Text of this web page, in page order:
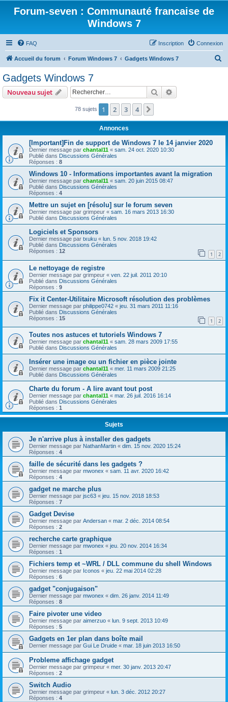
Forum-seven : Communauté francaise de
Windows 7
FAQ Connexion
Inscription
Accueil du forum Forum Windows 7 Gadgets Windows 7
r
Gadgets Windows 7
Nouveau sujet Rechercher
78 sujets 1 2 3 4
Annonces
[Important]Fin de support de Windows 7 le 14 janvier 2020
Dernier message par chantal11 « sam. 24 oct. 2020 10:30
Publié dans Discussions Générales
Réponses : 8
Windows 10 - Informations importantes avant la migration
Dernier message par chantal11 « sam. 20 juin 2015 08:47
Publié dans Discussions Générales
Réponses : 4
Mettre un sujet en [résolu] sur le forum seven
Dernier message par grimpeur « sam. 16 mars 2013 16:30
Publié dans Discussions Générales
Logiciels et Sponsors
Dernier message par txuku « lun. 5 nov. 2018 19:42
Publié dans Discussions Générales
Réponses : 12 1 2
Le nettoyage de registre
Dernier message par grimpeur « ven. 22 juil. 2011 20:10
Publié dans Discussions Générales
Réponses : 9
Fix it Center-Utilitaire Microsoft résolution des problèmes
Dernier message par philippe0742 « jeu. 31 mars 2011 11:16
Publié dans Discussions Générales
Réponses : 15 1 2
Toutes nos astuces et tutoriels Windows 7
Dernier message par chantal11 « sam. 28 mars 2009 17:55
Publié dans Discussions Générales
Insérer une image ou un fichier en pièce jointe
Dernier message par chantal11 « mer. 11 mars 2009 21:25
Publié dans Discussions Générales
Charte du forum - A lire avant tout post
Dernier message par chantal11 « mar. 26 juil. 2016 16:14
Publié dans Discussions Générales
Réponses : 1
Sujets
Je n'arrive plus à installer des gadgets
Dernier message par NathanMartin « dim. 15 nov. 2020 15:24
Réponses : 4
faille de sécurité dans les gadgets ?
Dernier message par mwonex « sam. 11 avr. 2020 16:42
Réponses : 4
gadget ne marche plus
Dernier message par jsc63 « jeu. 15 nov. 2018 18:53
Réponses : 7
Gadget Devise
Dernier message par Andersan « mar. 2 déc. 2014 08:54
Réponses : 2
recherche carte graphique
Dernier message par mwonex « jeu. 20 nov. 2014 16:34
Réponses : 1
Fichiers temp et ~WRL / DLL commune du shell Windows
Dernier message par Iconos « jeu. 22 mai 2014 02:28
Réponses : 6
gadget "conjugaison"
Dernier message par mwonex « dim. 26 janv. 2014 11:49
Réponses : 8
Faire pivoter une video
Dernier message par aimerzuo « lun. 9 sept. 2013 10:49
Réponses : 5
Gadgets en 1er plan dans boîte mail
Dernier message par Gui Le Druide « mar. 18 juin 2013 16:50
Probleme affichage gadget
Dernier message par grimpeur « mer. 30 janv. 2013 20:47
Réponses : 2
Switch Audio
Dernier message par grimpeur « lun. 3 déc. 2012 20:27
Réponses : 4